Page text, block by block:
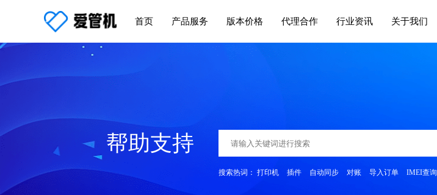
首页 产品服务 版本价格 代理合作 行业资讯 关于我们
帮助支持
搜索热词： 打印机 插件 自动同步 对账 导入订单 IMEI查询